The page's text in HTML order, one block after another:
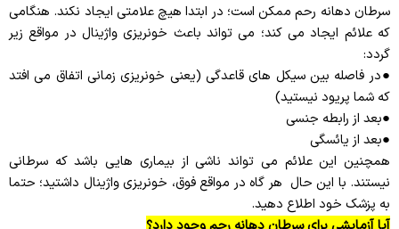
سرطان دهانه رحم ممکن است؛ در ابتدا هیچ علامتی ایجاد نکند. هنگامی
که علائم ایجاد می کند؛ می تواند باعث خونریزی واژینال در مواقع زیر
گردد:
●در فاصله بین سیکل های قاعدگی (یعنی خونریزی زمانی اتفاق می افتد
که شما پریود نیستید)
●بعد از رابطه جنسی
●بعد از یائسگی
همچنین این علائم می تواند ناشی از بیماری هایی باشد که سرطانی
نیستند. با این حال هر گاه در مواقع فوق، خونریزی واژینال داشتید؛ حتما
به پزشک خود اطلاع دهید.
آیا آزمایشی برای سرطان دهانه رحم وجود دارد؟